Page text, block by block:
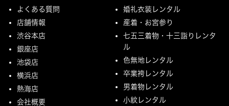
よくある質問
店舗情報
渋谷本店
銀座店
池袋店
横浜店
熱海店
会社概要
婚礼衣装レンタル
産着・お宮参り
七五三着物・十三詣りレンタ
ル
色無地レンタル
卒業袴レンタル
男着物レンタル
小紋レンタル